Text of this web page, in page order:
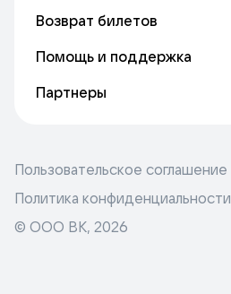
Возврат билетов
Помощь и поддержка
Партнеры
Пользовательское соглашение
Политика конфиденциальности
© ООО ВК, 2026